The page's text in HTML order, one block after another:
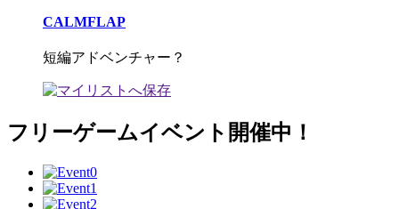
CALMFLAP
短編アドベンチャー？
フリーゲームイベント開催中！